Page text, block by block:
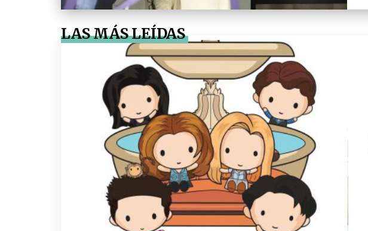
LAS MÁS LEÍDAS